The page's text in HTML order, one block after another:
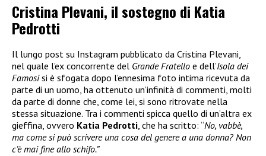
Cristina Plevani, il sostegno di Katia
Pedrotti
Il lungo post su Instagram pubblicato da Cristina Plevani,
nel quale l’ex concorrente del Grande Fratello e dell’Isola dei
Famosisi è sfogata dopo l’ennesima foto intima ricevuta da
parte di un uomo, ha ottenuto un’infinità di commenti, molti
da parte di donne che, come lei, si sono ritrovate nella
stessa situazione. Tra i commenti spicca quello di un’altra ex
gieffina, ovvero Katia Pedrotti, che ha scritto: “No, vabbè,
ma come si può scrivere una cosa del genere a una donna? Non
c’è mai fine allo schifo.”